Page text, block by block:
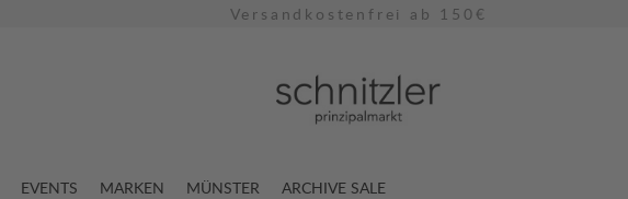
Versandkostenfrei ab 150€
EVENTS MARKEN MÜNSTER ARCHIVE SALE